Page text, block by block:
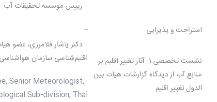
· رییس موسسه تحقیقات آب
استراحت و پذیرایی
–
نشست تخصصی 1: آثار تغییر اقلیم بر
منابع آب از دیدگاه گزارشات هیات بین
الدول تغییر اقلیم
· دکتر یاشار فلامرزی، عضو
اقلیم‌شناسی سازمان
Senior Meteorologist,
Sub-division, Thai